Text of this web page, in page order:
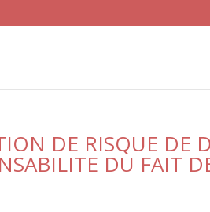
DE RISQUE DE
DU FAIT